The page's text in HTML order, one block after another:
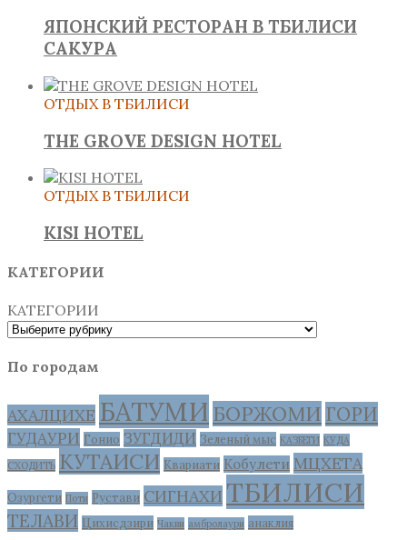
ЯПОНСКИЙ РЕСТОРАН В ТБИЛИСИ
САКУРА
ОТДЫХ В ТБИЛИСИ
THE GROVE DESIGN HOTEL
ОТДЫХ В ТБИЛИСИ
KISI HOTEL
КАТЕГОРИИ
КАТЕГОРИИ
По городам
АХАЛЦИХЕ БАТУМИ БОРЖОМИ ГОРИ
ГУДАУРИ Гонио ЗУГДИДИ Зеленый мыс КАЗБЕГИ КУДА
СХОДИТЬ КУТАИСИ Квариати Кобулети МЦХЕТА
Озургети Поти Рустави СИГНАХИ ТБИЛИСИ
ТЕЛАВИ Цихисдзири Чакви амбролаури анаклия